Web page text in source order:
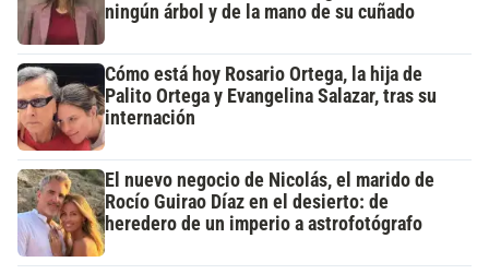
ningún árbol y de la mano de su cuñado
Cómo está hoy Rosario Ortega, la hija de
Palito Ortega y Evangelina Salazar, tras su
internación
El nuevo negocio de Nicolás, el marido de
Rocío Guirao Díaz en el desierto: de
heredero de un imperio a astrofotógrafo